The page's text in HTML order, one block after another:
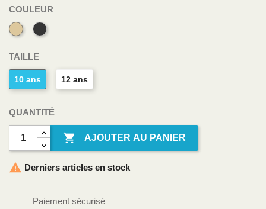
COULEUR
Sable
Gris
TAILLE
10 ans 12 ans
QUANTITÉ
 AJOUTER AU PANIER
 Derniers articles en stock
Paiement sécurisé